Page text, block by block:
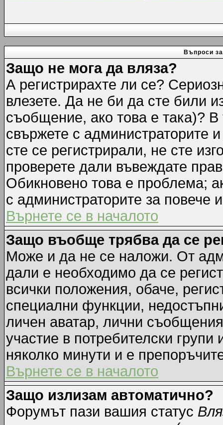
Въпроси
Защо не мога да вляза?
А регистрирахте ли се?
влезете. Да не би да сте били
съобщение, ако това е така)?
свържете с администраторите
сте се регистрирали, не сте
проверете дали въвеждате
Обикновено това е проблема;
с администраторите за повече
Върнете се в началото
Защо въобще трябва да се
Може и да не се наложи. От
дали е необходимо да се
всички положения, обаче,
специални функции,
личен аватар, лични
участие в потребителски
няколко минути и е
Върнете се в началото
Защо излизам автоматично?
Форумът пази вашия статус